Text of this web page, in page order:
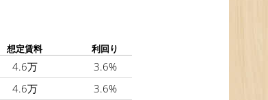
想定賃料 利回り
4.6万
3.6%
4.6万 3.6%